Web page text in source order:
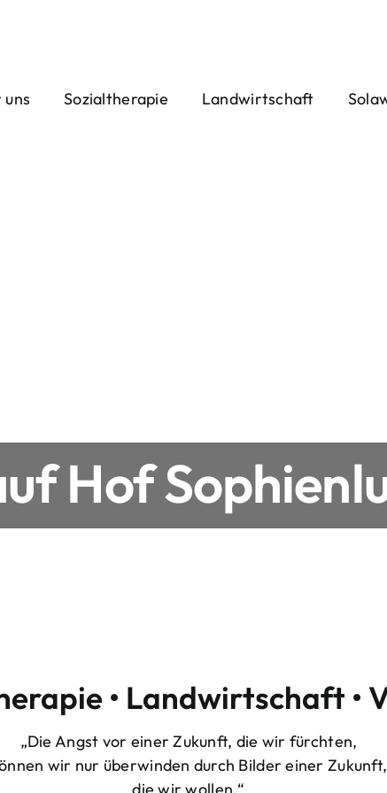
uns Sozialtherapie Landwirtschaft
Hof
• Landwirtschaft •
„Die Angst vor einer Zukunft, die wir fürchten,
wir nur überwinden durch Bilder einer Zukunft,